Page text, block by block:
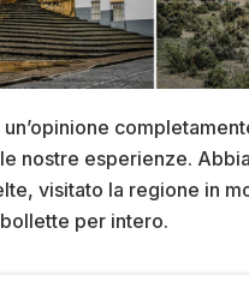
nostre esperienze.
visitato la regione in
per intero.